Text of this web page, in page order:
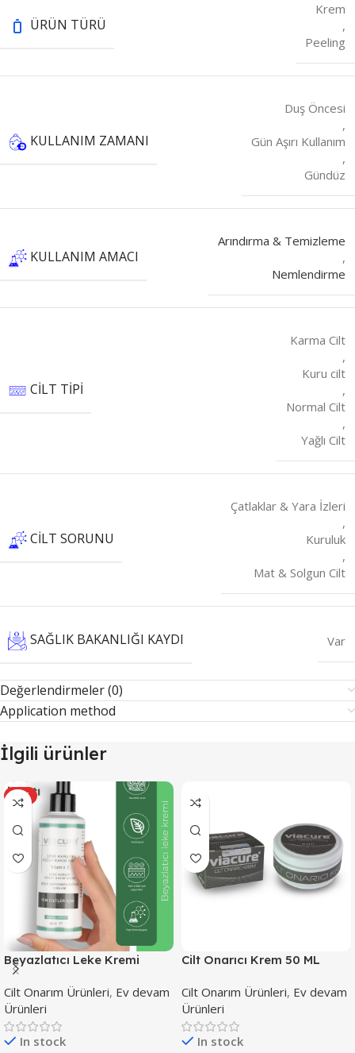
ÜRÜN TÜRÜ
Krem
,
Peeling
KULLANIM ZAMANI
Duş Öncesi
,
Gün Aşırı Kullanım
,
Gündüz
KULLANIM AMACI
Arındırma & Temizleme
,
Nemlendirme
CILT TIPI
Karma Cilt
,
Kuru cilt
,
Normal Cilt
,
Yağlı Cilt
CILT SORUNU
Çatlaklar & Yara İzleri
,
Kuruluk
,
Mat & Solgun Cilt
SAĞLIK BAKANLIĞI KAYDI Var
Değerlendirmeler (0)
Application method
İlgili ürünler
HOT
Beyazlatıcı Leke Kremi
200ML
Cilt Onarım Ürünleri, Ev devam
Ürünleri
In stock
Cilt Onarıcı Krem 50 ML
Cilt Onarım Ürünleri, Ev devam
Ürünleri
In stock